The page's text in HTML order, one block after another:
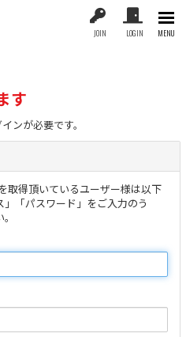
JOIN LOGIN MENU
す
ンが必要です。
取得頂いているユーザー様は以下
「パスワード」をご入力のう